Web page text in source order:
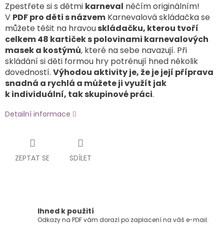
Zpestřete si s dětmi karneval něčím originálním!
V PDF pro děti s názvem Karnevalová skládačka se
můžete těšit na hravouskládačku, kterou tvoří
celkem 48 kartiček s polovinami karnevalových
masek a kostýmů, které na sebe navazují. Při
skládání si děti formou hry potrénují hned několik
dovedností. Výhodou aktivity je, že je její příprava
snadná a rychlá a můžete jivyužít jak
k individuální, tak skupinové práci.
Detailní informace
ZEPTAT SE SDÍLET
Ihned k použití
Odkazy na PDF vám dorazí po zaplacení na váš e-mail.